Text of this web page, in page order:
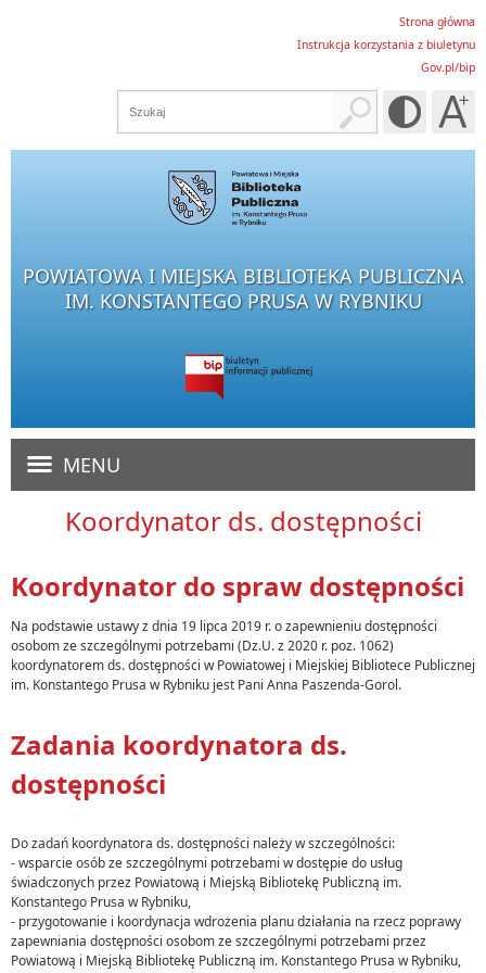
Strona główna
Instrukcja korzystania z biuletynu
Gov.pl/bip
POWIATOWA I MIEJSKA BIBLIOTEKA PUBLICZNA
IM. KONSTANTEGO PRUSA W RYBNIKU
MENU
Koordynator ds. dostępności
Koordynator do spraw dostępności
Na podstawie ustawy z dnia 19 lipca 2019 r. o zapewnieniu dostępności
osobom ze szczególnymi potrzebami (Dz.U. z 2020 r. poz. 1062)
koordynatorem ds. dostępności w Powiatowej i Miejskiej Bibliotece Publicznej
im. Konstantego Prusa w Rybniku jest Pani Anna Paszenda-Gorol.
Zadania koordynatora ds.
dostępności
Do zadań koordynatora ds. dostępności należy w szczególności:
- wsparcie osób ze szczególnymi potrzebami w dostępie do usług
świadczonych przez Powiatową i Miejską Bibliotekę Publiczną im.
Konstantego Prusa w Rybniku,
- przygotowanie i koordynacja wdrożenia planu działania na rzecz poprawy
zapewniania dostępności osobom ze szczególnymi potrzebami przez
Powiatową i Miejską Bibliotekę Publiczną im. Konstantego Prusa w Rybniku,